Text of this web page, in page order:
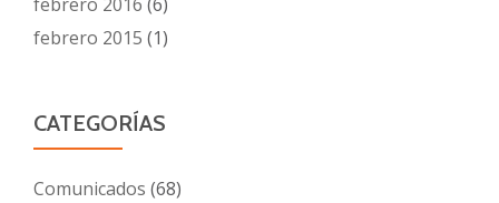
febrero 2015 (1)
CATEGORÍAS
Comunicados (68)